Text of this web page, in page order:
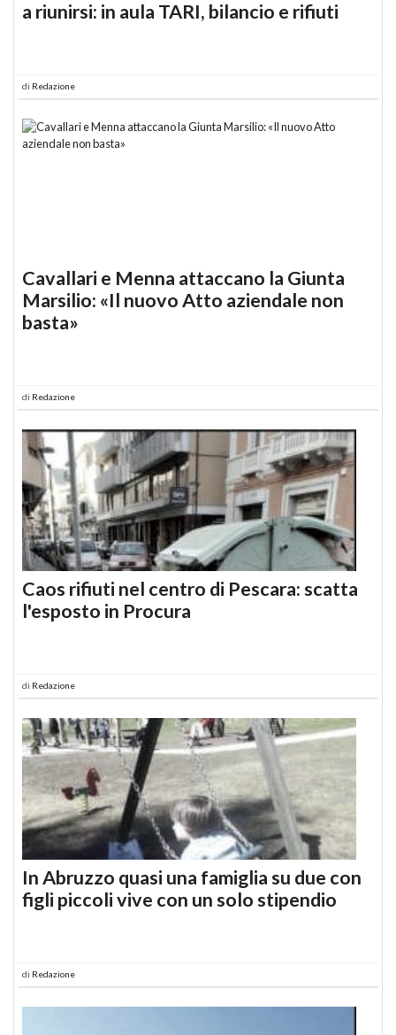
a riunirsi: in aula TARI, bilancio e rifiuti
di Redazione
Cavallari e Menna attaccano la Giunta
Marsilio: «Il nuovo Atto aziendale non
basta»
di Redazione
Caos rifiuti nel centro di Pescara: scatta
l'esposto in Procura
di Redazione
In Abruzzo quasi una famiglia su due con
figli piccoli vive con un solo stipendio
di Redazione